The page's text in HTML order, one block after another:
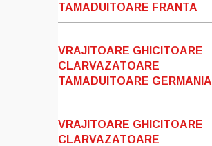
TAMADUITOARE FRANTA
VRAJITOARE GHICITOARE
CLARVAZATOARE
TAMADUITOARE GERMANIA
VRAJITOARE GHICITOARE
CLARVAZATOARE